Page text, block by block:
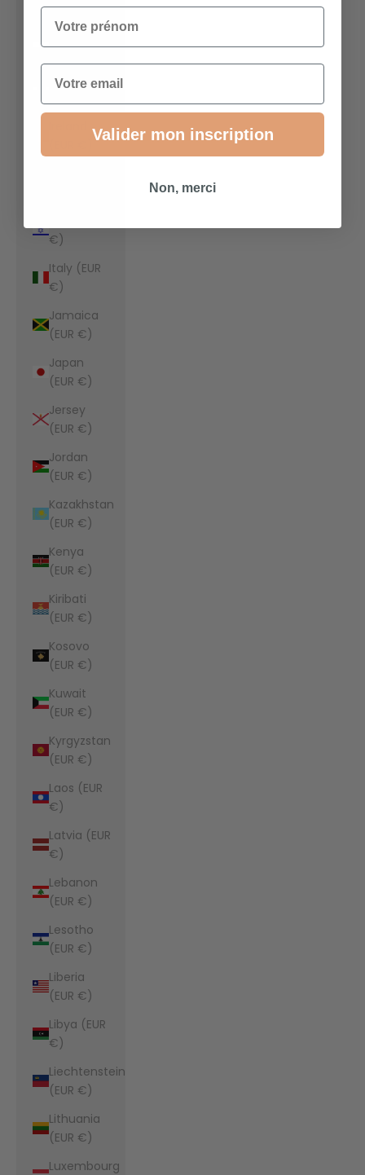
Indonesia
(EUR €)
Iraq (EUR
€)
Italy (EUR
€)
Jamaica
(EUR €)
Japan
(EUR €)
Jersey
(EUR €)
Jordan
(EUR €)
Kazakhstan
(EUR €)
Kenya
(EUR €)
Kiribati
(EUR €)
Kosovo
(EUR €)
Kuwait
(EUR €)
Kyrgyzstan
(EUR €)
Laos (EUR
€)
Latvia (EUR
€)
Lebanon
(EUR €)
Lesotho
(EUR €)
Liberia
(EUR €)
Libya (EUR
€)
Liechtenstein
(EUR €)
Lithuania
(EUR €)
Luxembourg
Votre prénom
Email
Valider mon inscription
Non, merci